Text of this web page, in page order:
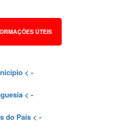
ÚTEIS
< -
< -
do País < -